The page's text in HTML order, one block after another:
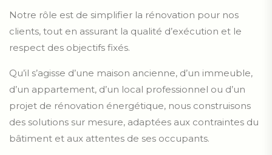
Notre rôle est de simplifier la rénovation pour nos
clients, tout en assurant la qualité d’exécution et le
respect des objectifs fixés.
Qu’il s’agisse d’une maison ancienne, d’un immeuble,
d’un appartement, d’un local professionnel ou d’un
projet de rénovation énergétique, nous construisons
des solutions sur mesure, adaptées aux contraintes du
bâtiment et aux attentes de ses occupants.